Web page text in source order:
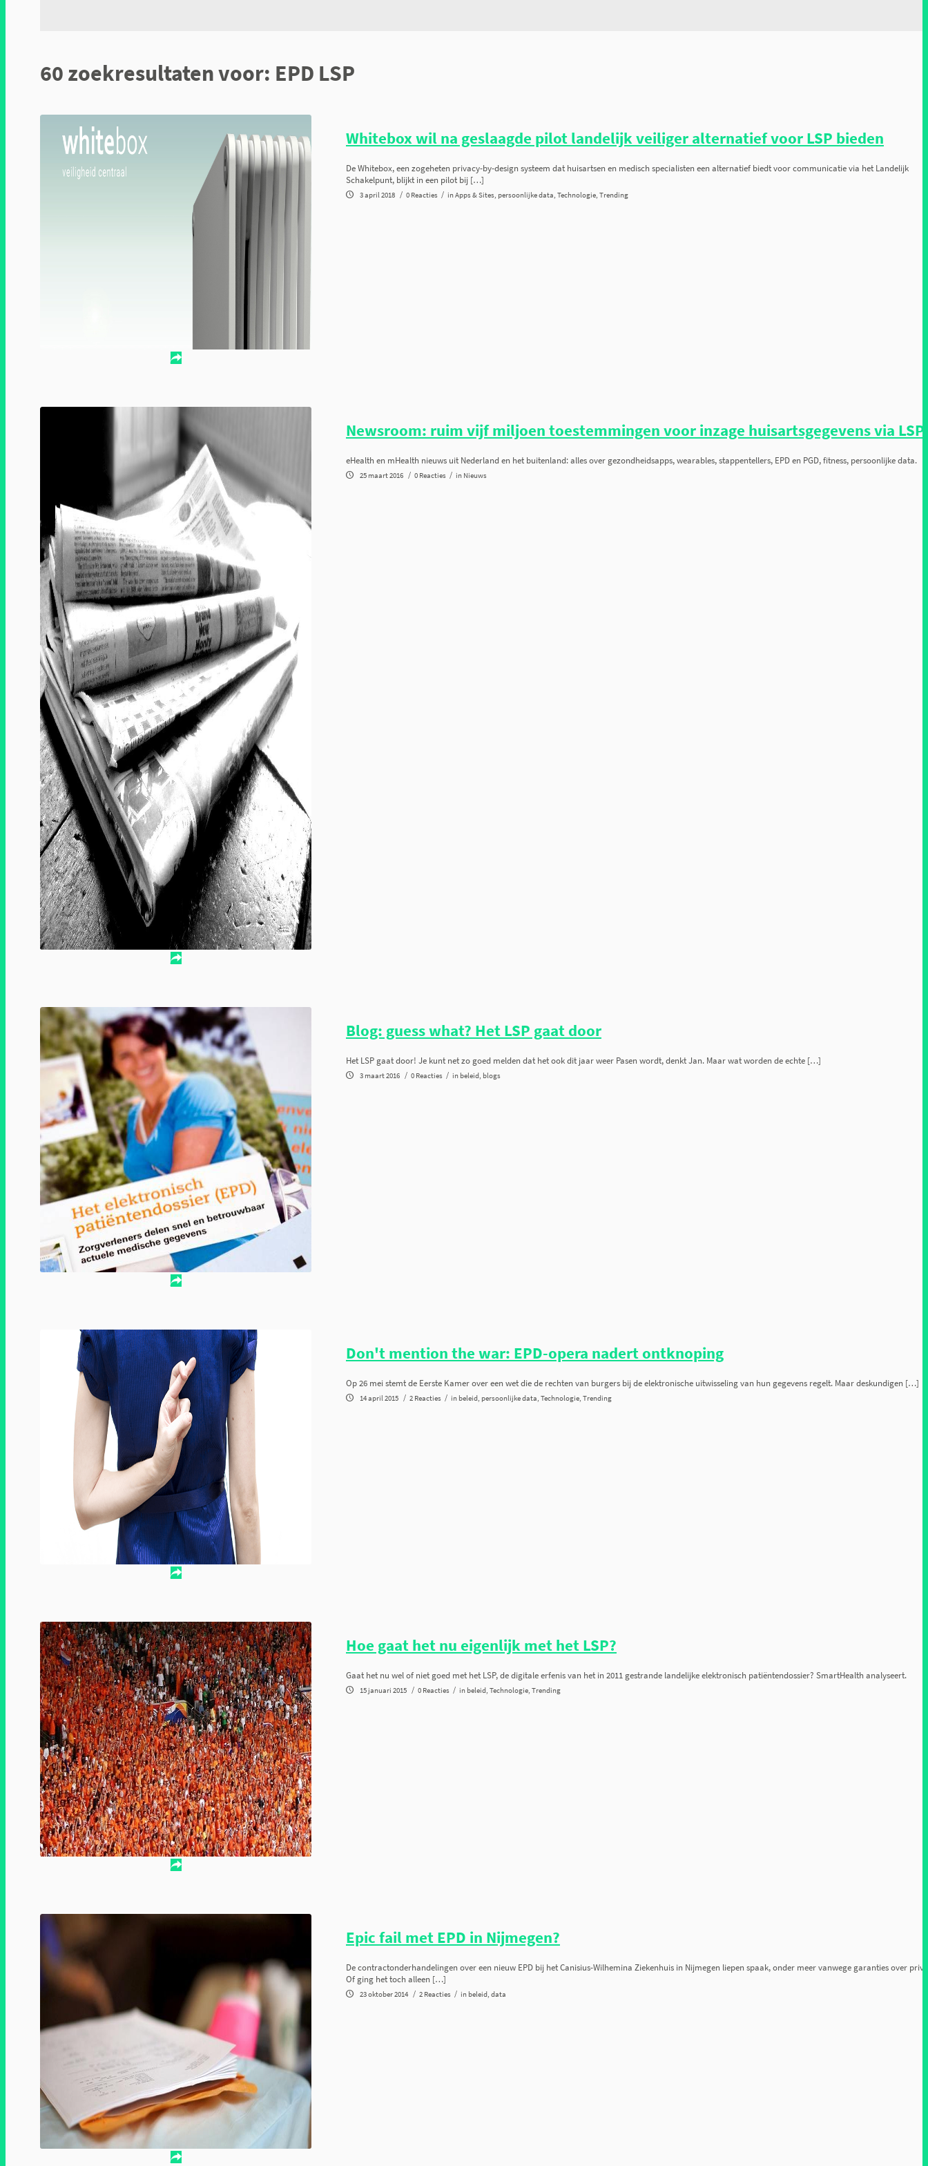
60 zoekresultaten voor: EPD LSP
Whitebox wil na geslaagde pilot landelijk veiliger alternatief voor LSP bieden
De Whitebox, een zogeheten privacy-by-design systeem dat huisartsen en medisch specialisten een alternatief biedt voor communicatie via het Landelijk
Schakelpunt, blijkt in een pilot bij […]
3 april 2018 / 0 Reacties / inApps & Sites, persoonlijke data, Technologie, Trending
Newsroom: ruim vijf miljoen toestemmingen voor inzage huisartsgegevens via LSP
eHealth en mHealth nieuws uit Nederland en het buitenland: alles over gezondheidsapps, wearables, stappentellers, EPD en PGD, fitness, persoonlijke data.
25 maart 2016 / 0 Reacties / in Nieuws
Blog: guess what? Het LSP gaat door
Het LSP gaat door! Je kunt net zo goed melden dat het ook dit jaar weer Pasen wordt, denkt Jan. Maar wat worden de echte […]
3 maart 2016 / 0 Reacties / in beleid, blogs
Don't mention the war: EPD-opera nadert ontknoping
Op 26 mei stemt de Eerste Kamer over een wet die de rechten van burgers bij de elektronische uitwisseling van hun gegevens regelt. Maar deskundigen […]
14 april 2015 / 2 Reacties / in beleid, persoonlijke data, Technologie, Trending
Hoe gaat het nu eigenlijk met het LSP?
Gaat het nu wel of niet goed met het LSP, de digitale erfenis van het in 2011 gestrande landelijke elektronisch patiëntendossier? SmartHealth analyseert.
15 januari 2015 / 0 Reacties / in beleid, Technologie, Trending
Epic fail met EPD in Nijmegen?
De contractonderhandelingen over een nieuw EPD bij het Canisius-Wilhemina Ziekenhuis in Nijmegen liepen spaak, onder meer vanwege garanties over
Of ging het toch alleen […]
23 oktober 2014 / 2 Reacties / in beleid, data